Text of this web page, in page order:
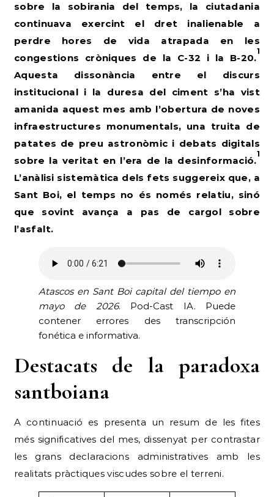
sobre la sobirania del temps, la ciutadania
continuava exercint el dret inalienable a
perdre hores de vida atrapada en les
congestions cròniques de la C-32 i la B-20.
1
Aquesta dissonància entre el discurs
institucional i la duresa del ciment s’ha vist
amanida aquest mes amb l’obertura de noves
infraestructures monumentals, una truita de
patates de preu astronòmic i debats digitals
sobre la veritat en l’era de la desinformació.
1
L’anàlisi sistemàtica dels fets suggereix que, a
Sant Boi, el temps no és només relatiu, sinó
que sovint avança a pas de cargol sobre
l’asfalt.
Atascos en Sant Boi capital del tiempo en
mayo de 2026. Pod-Cast IA. Puede
contener errores des transcripción
fonética e informativa.
Destacats de la paradoxa
santboiana
A continuació es presenta un resum de les fites
més significatives del mes, dissenyat per contrastar
les grans declaracions administratives amb les
realitats pràctiques viscudes sobre el terreni.